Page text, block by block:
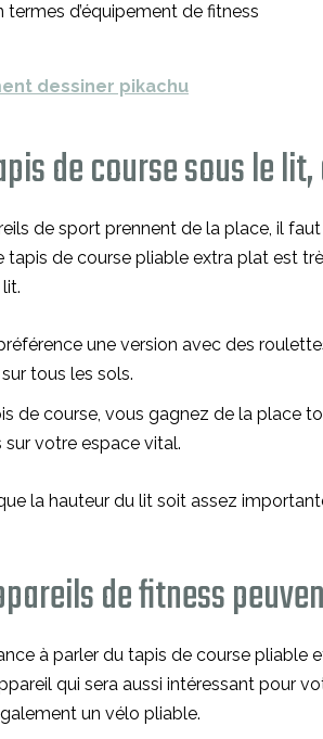
termes d’équipement de fitness
dessiner pikachu
de course sous le
de sport prennent de la place, il
tapis de course pliable extra plat est
une version avec des
tous les sols.
de course, vous gagnez de la place
sur votre espace vital.
la hauteur du lit soit assez
de fitness
à parler du tapis de course pliable
qui sera aussi intéressant pour
un vélo pliable.